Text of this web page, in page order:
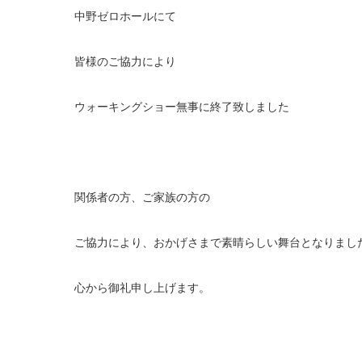
中野ゼロホールにて
皆様のご協力により
ウォーキングショー無事に終了致しました
関係者の方、ご家族の方の
ご協力により、おかげさまで素晴らしい舞台となりまし
心から御礼申し上げます。